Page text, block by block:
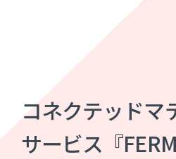
コネクテッドマ
サービス『